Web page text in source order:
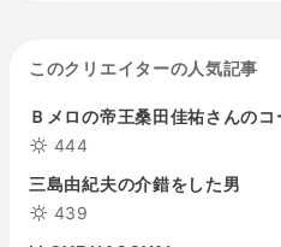
このクリエイターの人気記事
Ｂメロの帝王桑田佳祐さんのコ
444
三島由紀夫の介錯をした男
439